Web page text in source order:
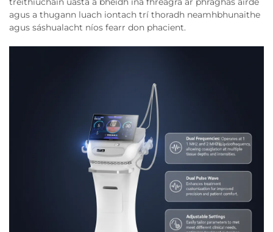
agus a thugann luach iontach trí thoradh neamhbhunaithe
agus sáshualacht níos fearr don phacient.